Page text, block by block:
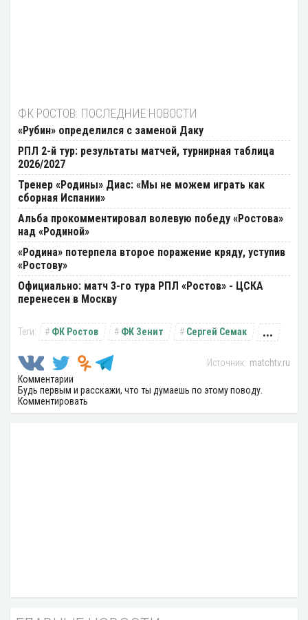
ФК РОСТОВ: ПОСЛЕДНИЕ НОВОСТИ
«Рубин» определился с заменой Даку
РПЛ 2-й тур: результаты матчей, турнирная таблица
2026/2027
Тренер «Родины» Диас: «Мы не можем играть как
сборная Испании»
Альба прокомментировал волевую победу «Ростова»
над «Родиной»
«Родина» потерпела второе поражение кряду, уступив
«Ростову»
Официально: матч 3-го тура РПЛ «Ростов» - ЦСКА
перенесен в Москву
ФК Ростов ФК Зенит Сергей Семак ...
matchtv.ru
Комментарии
Будь первым и расскажи, что ты думаешь по этому поводу.
Комментировать